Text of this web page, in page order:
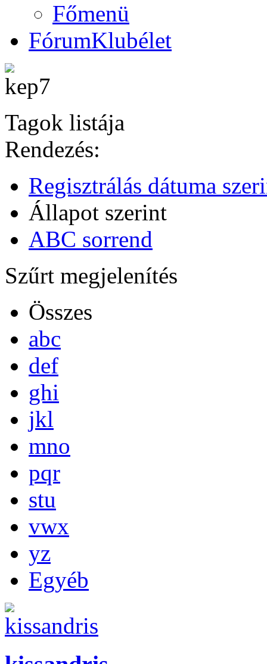
Főmenü
FórumKlubélet
Tagok listája
Rendezés:
Regisztrálás dátuma
Állapot szerint
ABC sorrend
Szűrt megjelenítés
Összes
abc
def
ghi
jkl
mno
pqr
stu
vwx
yz
Egyéb